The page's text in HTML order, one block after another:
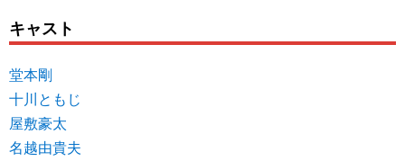
キャスト
堂本剛
十川ともじ
屋敷豪太
名越由貴夫